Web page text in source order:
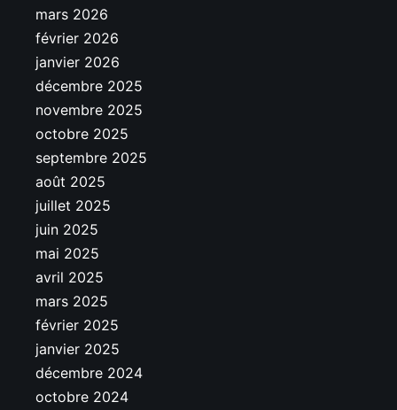
mars 2026
février 2026
janvier 2026
décembre 2025
novembre 2025
octobre 2025
septembre 2025
août 2025
juillet 2025
juin 2025
mai 2025
avril 2025
mars 2025
février 2025
janvier 2025
décembre 2024
octobre 2024